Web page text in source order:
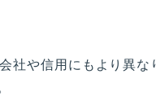
社や信用にもより異